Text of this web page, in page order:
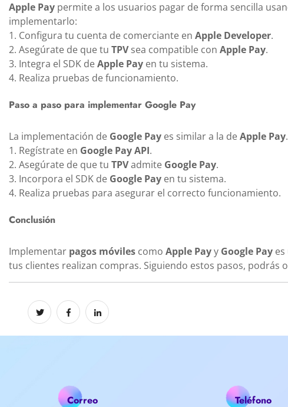
Apple Pay permite a los usuarios pagar de forma sencilla
implementarlo:
1. Configura tu cuenta de comerciante en Apple Developer.
2. Asegúrate de que tu TPVsea compatible con Apple Pay.
3. Integra el SDK deApple Pay en tu sistema.
4. Realiza pruebas de funcionamiento.
Paso a paso para implementar Google Pay
La implementación de Google Pay es similar a la deApple Pay
1. Regístrate en Google Pay API.
2. Asegúrate de que tu TPVadmite Google Pay.
3. Incorpora el SDK de Google Pay en tu sistema.
4. Realiza pruebas para asegurar el correcto funcionamiento.
Conclusión
Implementar pagos móviles como Apple Payy Google Pay
tus clientes realizan compras. Siguiendo estos pasos, podrás
Correo
Teléfono